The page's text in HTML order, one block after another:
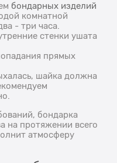
бондарных изделий
комнатной
- три часа.
стенки ушата
прямых
шайка должна
бондарка
на протяжении всего
атмосферу